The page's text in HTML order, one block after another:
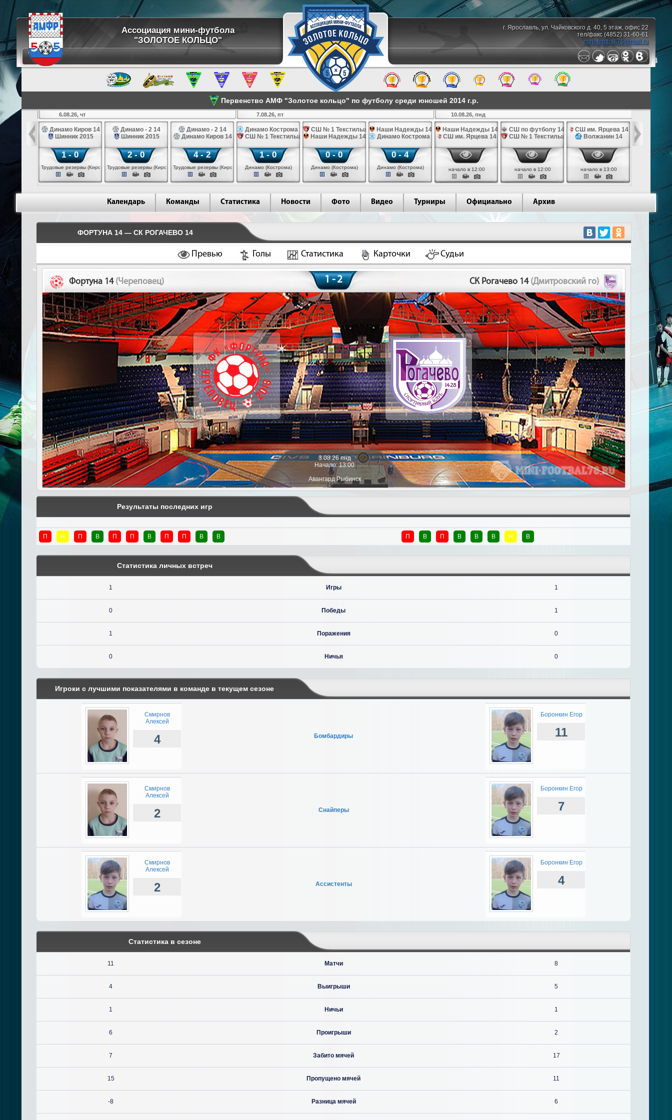
Ассоциация мини-футбола
"ЗОЛОТОЕ КОЛЬЦО"
г. Ярославль, ул. Чайковского д. 40, 5 этаж, офис 22
тел/факс (4852) 31-60-61
mini-football76@mail.ru
Первенство АМФ "Золотое кольцо" по футболу среди юношей 2014 г.р.
белые 14
6.08.26, чт
Динамо Киров 14
Шинник 2015
1 - 0
Трудовые резервы (Киров)
Динамо - 2 14
Шинник 2015
2 - 0
Трудовые резервы (Киров)
Динамо - 2 14
Динамо Киров 14
4 - 2
Трудовые резервы (Киров)
7.08.26, пт
Динамо Кострома 14
СШ № 1 Текстильщик 14
1 - 0
Динамо (Кострома)
СШ № 1 Текстильщик 14
Наши Надежды 14
0 - 0
Динамо (Кострома)
Наши Надежды 14
Динамо Кострома 14
0 - 4
Динамо (Кострома)
10.08.26, пнд
Наши Надежды 14
СШ им. Ярцева 14
начало в 12:00
СШ по футболу 14
СШ № 1 Текстильщик 14
начало в 12:00
СШ им. Ярцева 14
Волжанин 14
начало в 13:00
Календарь Команды Статистика Новости Фото Видео Турниры Официально Архив
ФОРТУНА 14 — СК РОГАЧЕВО 14
Превью Голы Статистика Карточки Судьи
Фортуна 14 (Череповец) 1 - 2 СК Рогачево 14 (Дмитровский го)
3.08.26 пнд
Начало: 13:00
Авангард Рыбинск
Результаты последних игр
П Н П В П П В П П В В П В П В В В Н В
Статистика личных встреч
1 Игры 1
0 Победы 1
1 Поражения 0
0 Ничья 0
Игроки с лучшими показателями в команде в текущем сезоне
Смирнов
Алексей
4 Бомбардиры
Боронкин Егор
11
Смирнов
Алексей
2 Снайперы
Боронкин Егор
7
Смирнов
Алексей
2 Ассистенты
Боронкин Егор
4
Статистика в сезоне
11 Матчи 8
4 Выигрыши 5
1 Ничьи 1
6 Проигрыши 2
7 Забито мячей 17
15 Пропущено мячей 11
-8 Разница мячей 6